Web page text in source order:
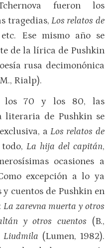
fueron los
tragedias, Los relatos de
Ese mismo año se
de la lírica de Pushkin
rusa decimonónica
Rialp).
los 70 y los 80, las
literaria de Pushkin se
aLos relatos de
todo,La hija del capitán,
ocasiones a
excepción a lo ya
cuentos de Pushkin en
La zarevna muerta y otros
y otros cuentos (B.,
Liudmila (Lumen, 1982).